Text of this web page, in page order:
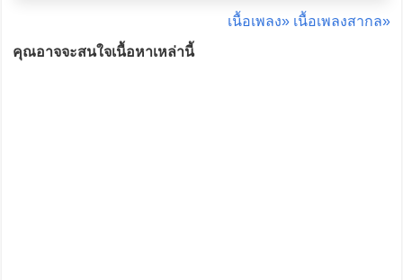
เนื้อเพลง» เนื้อเพลงสากล»
คุณอาจจะสนใจเนื้อหาเหล่านี้